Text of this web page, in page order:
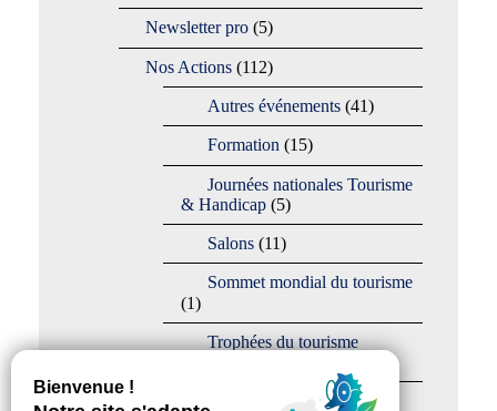
Newsletter pro(5)
Nos Actions(112)
Autres événements(41)
Formation(15)
Journées nationales Tourisme
& Handicap(5)
Salons(11)
Sommet mondial du tourisme
(1)
Trophées du tourisme
Presse